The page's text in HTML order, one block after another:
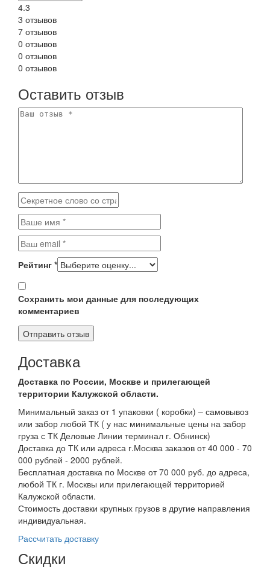
4.3
3 отзывов
7 отзывов
0 отзывов
0 отзывов
0 отзывов
Оставить отзыв
Рейтинг *
Сохранить мои данные для последующих
комментариев
Доставка
Доставка по России, Москве и прилегающей
территории Калужской области.
Минимальный заказ от 1 упаковки ( коробки) – самовывоз
или забор любой ТК ( у нас минимальные цены на забор
груза с ТК Деловые Линии терминал г. Обнинск)
Доставка до ТК или адреса г.Москва заказов от 40 000 - 70
000 рублей - 2000 рублей.
Бесплатная доставка по Москве от 70 000 руб. до адреса,
любой ТК г. Москвы или прилегающей территорией
Калужской области.
Стоимость доставки крупных грузов в другие направления
индивидуальная.
Рассчитать доставку
Скидки